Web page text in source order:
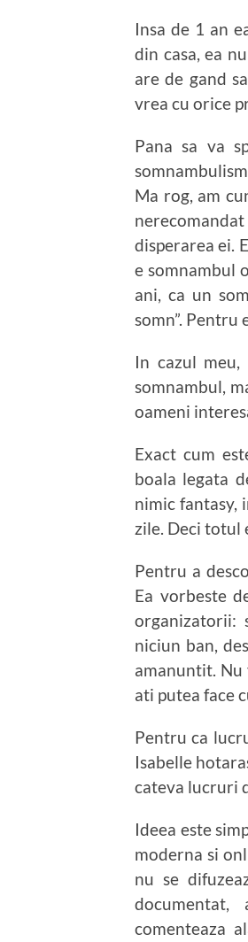
Insa de 1 an
din casa, ea
are de gand
vrea cu orice
Pana sa va
Ma rog, am
disperarea ei.
e somnambul
ani, ca un
somn”. Pentru
In cazul
somnambul,
oameni
Exact cum
boala legata
nimic fantasy,
zile. Deci totul
Pentru a
Ea vorbeste
organizatorii:
niciun ban,
amanuntit. Nu
ati putea face
Pentru ca
Isabelle
cateva lucruri
Ideea este
moderna si
nu se
comenteaza